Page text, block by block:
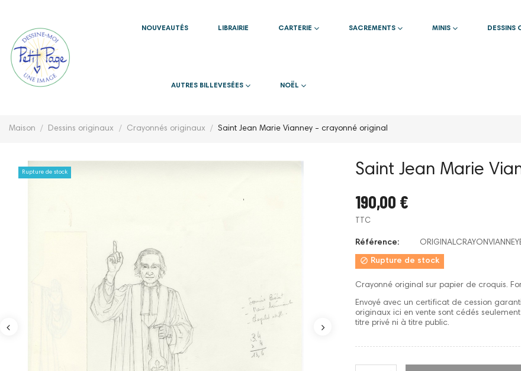
NOUVEAUTÉS LIBRAIRIE CARTERIE SACREMENTS MINIS DESSINS
AUTRES BILLEVESÉES NOËL
Maison Dessins originaux Crayonnés originaux Saint Jean Marie Vianney - crayonné original
Rupture de stock Saint Jean Marie
190,00 €
TTC
Référence:
 Rupture de stock
Crayonné original sur papier de croquis.
Envoyé avec un certificat de cession
originaux ici en vente sont cédés
titre privé ni à titre public.